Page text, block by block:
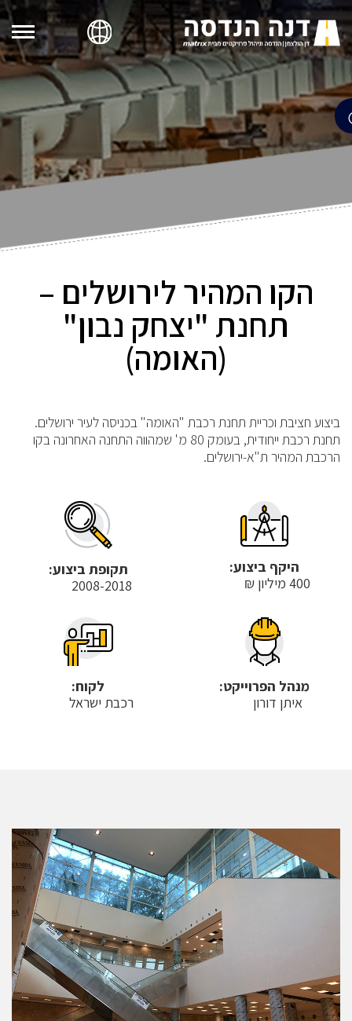
הקו המהיר לירושלים –
תחנת "יצחק נבון"
(האומה)
ביצוע חציבת וכריית תחנת רכבת "האומה" בכניסה לעיר ירושלים.
תחנת רכבת ייחודית, בעומק 80 מ' שמהווה התחנה האחרונה בקו
הרכבת המהיר ת"א-ירושלים.
היקף ביצוע:
400 מיליון ₪
תקופת ביצוע:
2008-2018
מנהל הפרוייקט:
איתן דורון
לקוח:
רכבת ישראל